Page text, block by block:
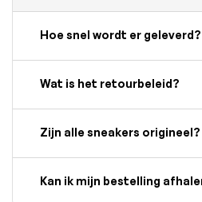
Hoe snel wordt er geleverd?
Wat is het retourbeleid?
Zijn alle sneakers origineel?
Kan ik mijn bestelling